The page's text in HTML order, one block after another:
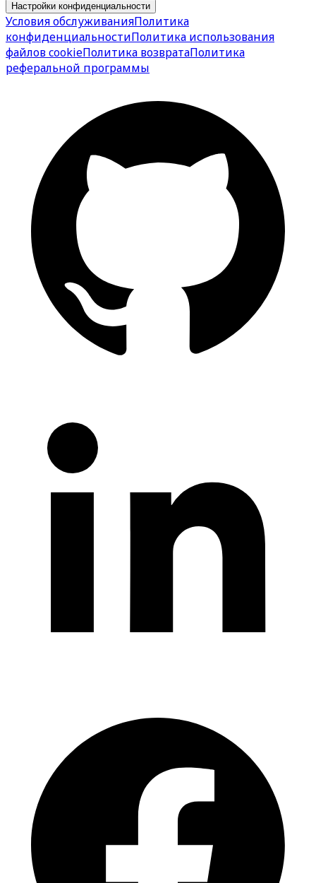
Настройки конфиденциальности
Условия обслуживанияПолитика
конфиденциальностиПолитика использования
файлов cookieПолитика возвратаПолитика
реферальной программы